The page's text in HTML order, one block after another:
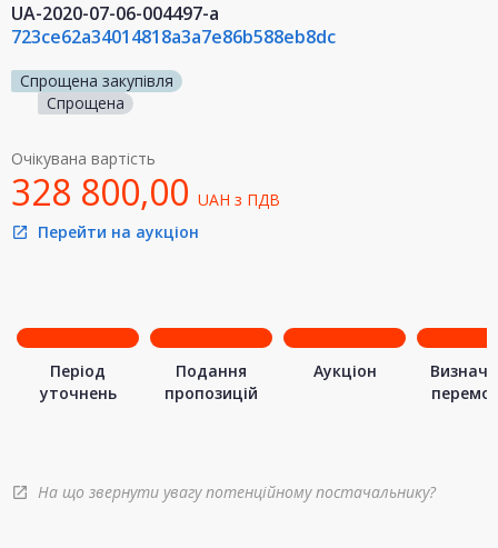
UA-2020-07-06-004497-a
723ce62a34014818a3a7e86b588eb8dc
Спрощена закупівля
Спрощена
Очікувана вартість
328 800,00 UAH з ПДВ
open_in_new Перейти на аукціон
Період
уточнень
Подання
пропозицій
Аукціон
open_in_new На що звернути увагу потенційному постачальнику?